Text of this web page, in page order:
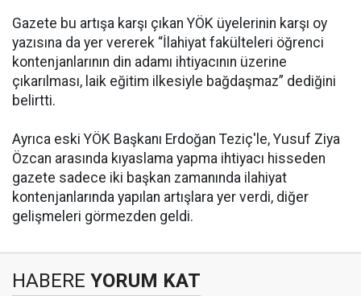
Gazete bu artışa karşı çıkan YÖK üyelerinin karşı oy
yazısına da yer vererek “İlahiyat fakülteleri öğrenci
kontenjanlarının din adamı ihtiyacının üzerine
çıkarılması, laik eğitim ilkesiyle bağdaşmaz” dediğini
belirtti.
Ayrıca eski YÖK Başkanı Erdoğan Teziç'le, Yusuf Ziya
Özcan arasında kıyaslama yapma ihtiyacı hisseden
gazete sadece iki başkan zamanında ilahiyat
kontenjanlarında yapılan artışlara yer verdi, diğer
gelişmeleri görmezden geldi.
HABERE YORUM KAT